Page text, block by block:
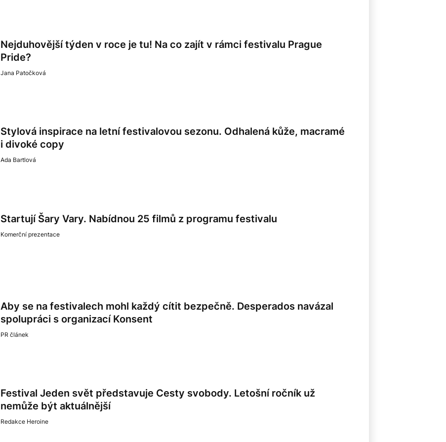
Nejduhovější týden v roce je tu! Na co zajít v rámci festivalu Prague
Pride?
Jana Patočková
Stylová inspirace na letní festivalovou sezonu. Odhalená kůže, macramé
i divoké copy
Ada Bartlová
Startují Šary Vary. Nabídnou 25 filmů z programu festivalu
Komerční prezentace
Aby se na festivalech mohl každý cítit bezpečně. Desperados navázal
spolupráci s organizací Konsent
PR článek
Festival Jeden svět představuje Cesty svobody. Letošní ročník už
nemůže být aktuálnější
Redakce Heroine